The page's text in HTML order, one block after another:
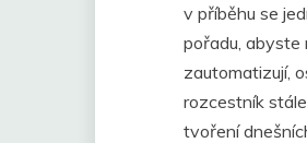
v příběhu se
pořadu, abyste
zautomatizují,
rozcestník
tvoření